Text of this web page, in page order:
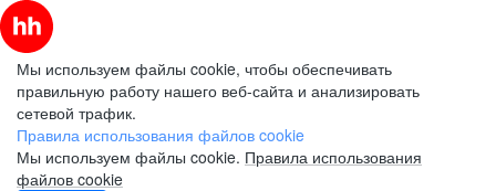
Мы используем файлы cookie, чтобы обеспечивать
правильную работу нашего веб-сайта и анализировать
сетевой трафик.
Правила использования файлов cookie
Мы используем файлы cookie. Правила использования
файлов cookie